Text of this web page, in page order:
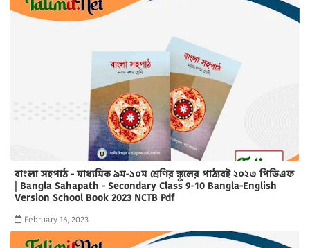
বাংলা সহপাঠ - মাধ্যমিক ৯ম-১০ম শ্রেণির স্কুলের পাঠ্যবই ২০২৩ পিডিএফ
| Bangla Sahapath - Secondary Class 9-10 Bangla-English
Version School Book 2023 NCTB Pdf
February 16, 2023